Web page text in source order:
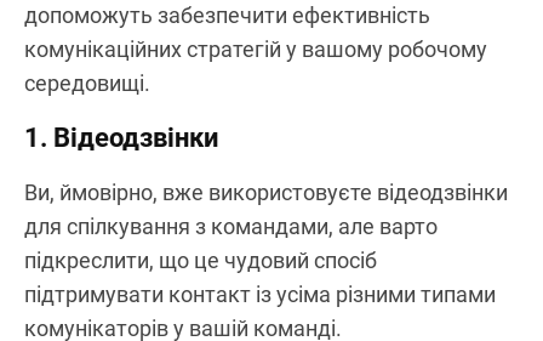
допоможуть забезпечити ефективність
комунікаційних стратегій у вашому робочому
середовищі.
1. Відеодзвінки
Ви, ймовірно, вже використовуєте відеодзвінки
для спілкування з командами, але варто
підкреслити, що це чудовий спосіб
підтримувати контакт із усіма різними типами
комунікаторів у вашій команді.